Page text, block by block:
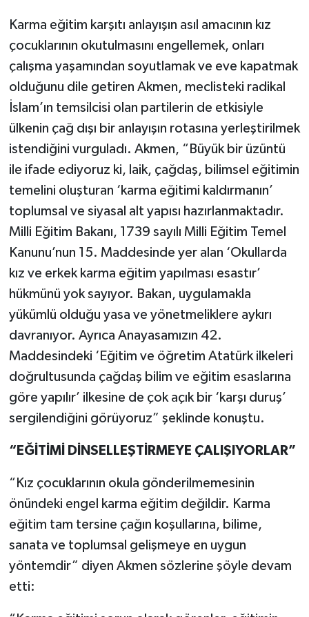
Karma eğitim karşıtı anlayışın asıl amacının kız
çocuklarının okutulmasını engellemek, onları
çalışma yaşamından soyutlamak ve eve kapatmak
olduğunu dile getiren Akmen, meclisteki radikal
İslam’ın temsilcisi olan partilerin de etkisiyle
ülkenin çağ dışı bir anlayışın rotasına yerleştirilmek
istendiğini vurguladı. Akmen, “Büyük bir üzüntü
ile ifade ediyoruz ki, laik, çağdaş, bilimsel eğitimin
temelini oluşturan ‘karma eğitimi kaldırmanın’
toplumsal ve siyasal alt yapısı hazırlanmaktadır.
Milli Eğitim Bakanı, 1739 sayılı Milli Eğitim Temel
Kanunu’nun 15. Maddesinde yer alan ‘Okullarda
kız ve erkek karma eğitim yapılması esastır’
hükmünü yok sayıyor. Bakan, uygulamakla
yükümlü olduğu yasa ve yönetmeliklere aykırı
davranıyor. Ayrıca Anayasamızın 42.
Maddesindeki ‘Eğitim ve öğretim Atatürk ilkeleri
doğrultusunda çağdaş bilim ve eğitim esaslarına
göre yapılır’ ilkesine de çok açık bir ‘karşı duruş’
sergilendiğini görüyoruz” şeklinde konuştu.
“EĞİTİMİ DİNSELLEŞTİRMEYE ÇALIŞIYORLAR”
“Kız çocuklarının okula gönderilmemesinin
önündeki engel karma eğitim değildir. Karma
eğitim tam tersine çağın koşullarına, bilime,
sanata ve toplumsal gelişmeye en uygun
yöntemdir” diyen Akmen sözlerine şöyle devam
etti: